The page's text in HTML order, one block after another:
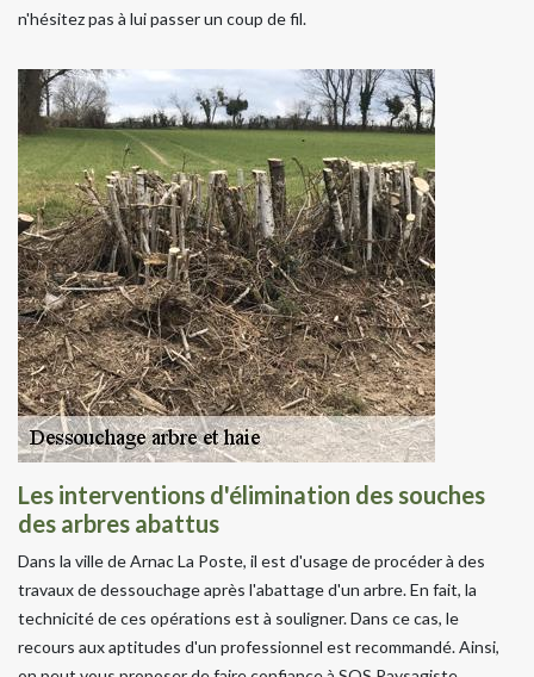
n'hésitez pas à lui passer un coup de fil.
Les interventions d'élimination des souches
des arbres abattus
Dans la ville de Arnac La Poste, il est d'usage de procéder à des
travaux de dessouchage après l'abattage d'un arbre. En fait, la
technicité de ces opérations est à souligner. Dans ce cas, le
recours aux aptitudes d'un professionnel est recommandé. Ainsi,